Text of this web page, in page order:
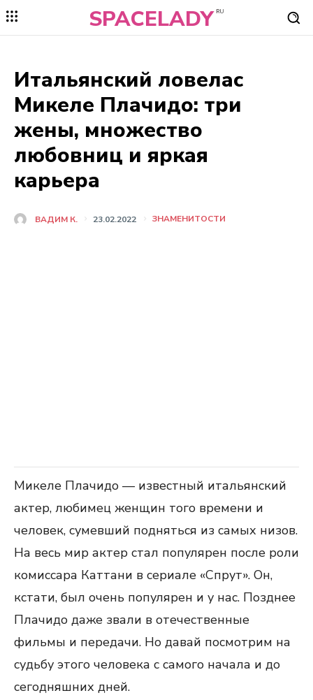
SPACELADY RU
Итальянский ловелас
Микеле Плачидо: три
жены, множество
любовниц и яркая
карьера
ВАДИМ К. 23.02.2022 ЗНАМЕНИТОСТИ
Микеле Плачидо — известный итальянский
актер, любимец женщин того времени и
человек, сумевший подняться из самых низов.
На весь мир актер стал популярен после роли
комиссара Каттани в сериале «Спрут». Он,
кстати, был очень популярен и у нас. Позднее
Плачидо даже звали в отечественные
фильмы и передачи. Но давай посмотрим на
судьбу этого человека с самого начала и до
сегодняшних дней.